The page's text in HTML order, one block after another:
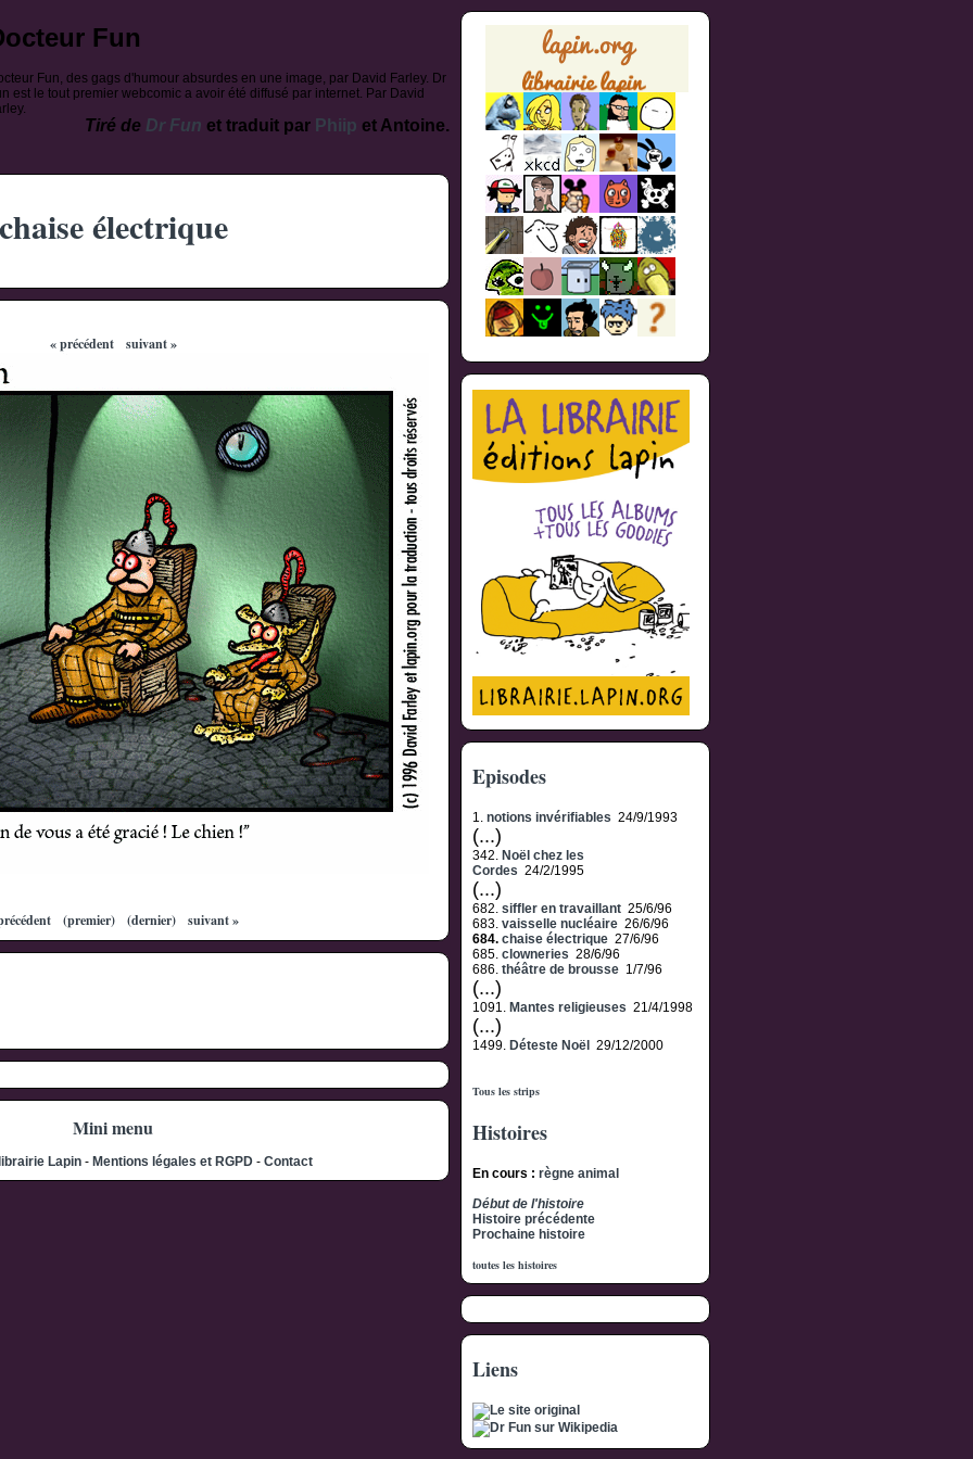
Fun
Fun, des gags d'humour absurdes en une image, par David Farley. Dr
est le tout premier webcomic a avoir été diffusé par internet. Par David
Tiré de Dr Fun et traduit par Phiip et Antoine.
électrique
« précédent suivant »
(premier) (dernier) suivant »
Mini menu
Lapin - Mentions légales et RGPD - Contact
Episodes
1. notions invérifiables 24/9/1993
(...)
342. Noël chez les
Cordes 24/2/1995
(...)
682. siffler en travaillant 25/6/96
683. vaisselle nucléaire 26/6/96
684. chaise électrique 27/6/96
685. clowneries 28/6/96
686. théâtre de brousse 1/7/96
(...)
1091. Mantes religieuses 21/4/1998
(...)
1499. Déteste Noël 29/12/2000
Tous les strips
Histoires
En cours : règne animal
Début de l'histoire
Histoire précédente
Prochaine histoire
toutes les histoires
Liens